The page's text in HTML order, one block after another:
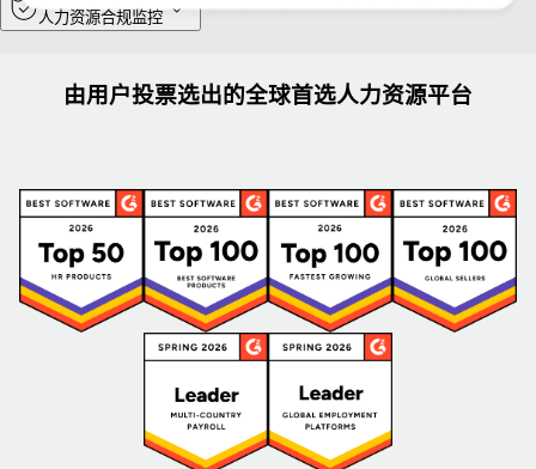
人力资源合规监控
由用户投票选出的全球首选人力资源平台